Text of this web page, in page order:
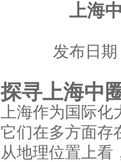
上海
发布日
探寻上海中
上海作为国际化
它们在多方面存
从地理位置上看